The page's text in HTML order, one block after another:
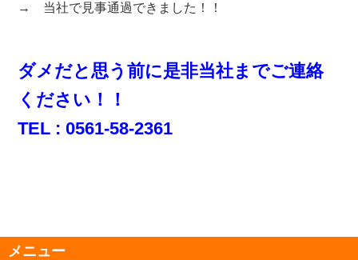
→ 当社で見事通過できました！！
ダメだと思う前に是非当社までご連絡
ください！！
TEL : 0561-58-2361
メニュー